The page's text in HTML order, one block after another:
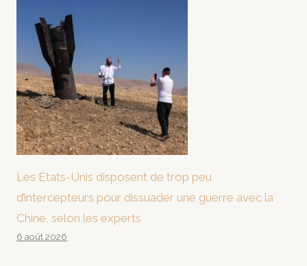
Les États-Unis disposent de trop peu
d’intercepteurs pour dissuader une guerre avec la
Chine, selon les experts
6 août 2026